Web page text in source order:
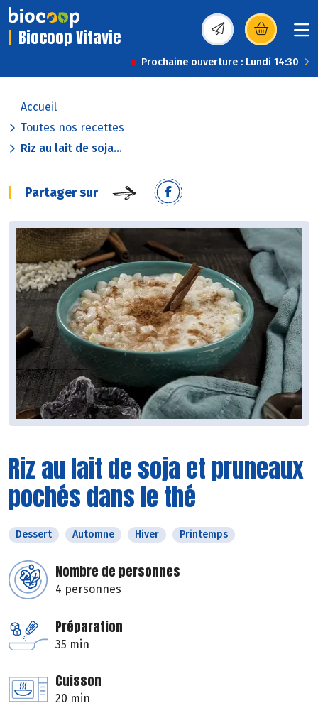
Biocoop Vitavie (s’ouvre dans une
Prochaine ouverture : Lundi 14:30
Accueil
Toutes nos recettes
Riz au lait de soja...
Partager sur
Riz au lait de soja et pruneaux
pochés dans le thé
Dessert Automne Hiver Printemps
Nombre de personnes
4 personnes
Préparation
35 min
Cuisson
20 min